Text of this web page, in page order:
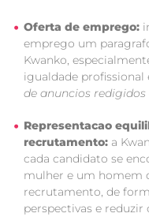
Oferta de emprego:
emprego um
Kwanko,
igualdade profissional
de anuncios
Representacao
recrutamento: a
cada candidato se
mulher e um homem
recrutamento, de
perspectivas e